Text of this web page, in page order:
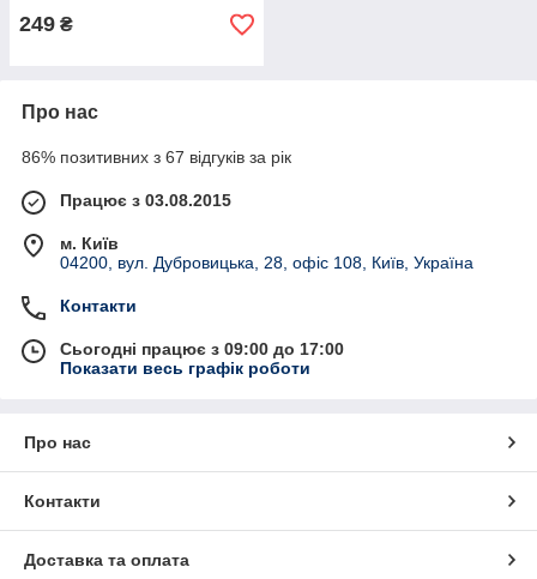
249 ₴
Про нас
86% позитивних з 67 відгуків за рік
Працює з 03.08.2015
м. Київ
04200, вул. Дубровицька, 28, офіс 108, Київ, Україна
Контакти
Сьогодні працює з 09:00 до 17:00
Показати весь графік роботи
Про нас
Контакти
Доставка та оплата